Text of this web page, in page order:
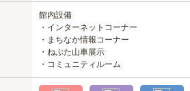
館内設備
・インターネットコーナー
・まちなか情報コーナー
・ねぷた山車展示
・コミュニティルーム